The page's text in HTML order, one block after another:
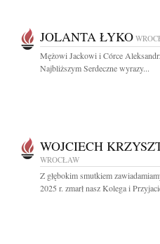
JOLANTA ŁYKO
Mężowi Jackowi i Córce
Najbliższym Serdeczne wyrazy...
WOJCIECH
WROCŁAW
Z głębokim smutkiem
2025 r. zmarł nasz Kolega i